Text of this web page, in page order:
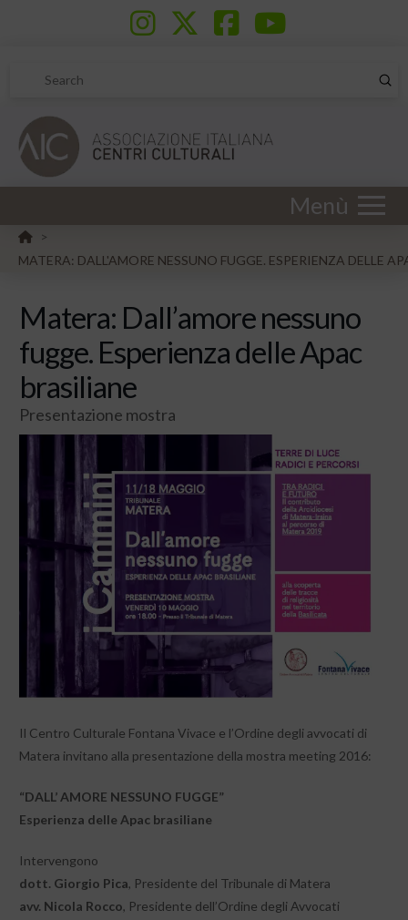
Search
Menù
HOME
>
MATERA: DALL'AMORE NESSUNO FUGGE. ESPERIENZA DELLE
Matera: Dall’amore nessuno
fugge. Esperienza delle Apac
brasiliane
Presentazione mostra
Il Centro Culturale Fontana Vivace e l’Ordine degli avvocati di
Matera invitano alla presentazione della mostra meeting 2016:
“DALL’ AMORE NESSUNO FUGGE”
Esperienza delle Apac brasiliane
Intervengono
dott. Giorgio Pica, Presidente del Tribunale di Matera
avv. Nicola Rocco, Presidente dell’Ordine degli Avvocati